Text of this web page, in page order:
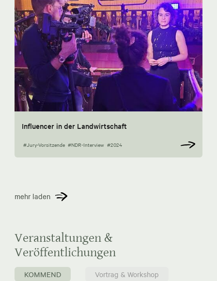
Influencer in der Landwirtschaft
#Jury-Vorsitzende #NDR-Interview #2024
mehr laden
Veranstaltungen &
Veröffentlichungen
KOMMEND
Vortrag & Workshop